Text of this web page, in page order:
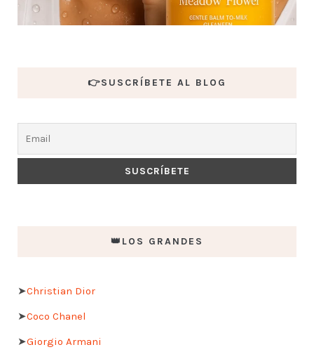
👉SUSCRÍBETE AL BLOG
👑LOS GRANDES
➤Christian Dior
➤Coco Chanel
➤Giorgio Armani